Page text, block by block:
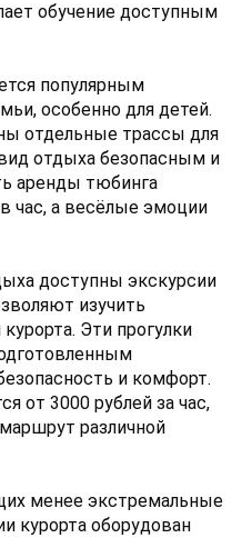
обучение доступным
популярным
особенно для детей.
отдельные трассы для
отдыха безопасным и
аренды тюбинга
час, а весёлые эмоции
доступны экскурсии
изучить
Эти прогулки
и комфорт.
от 3000 рублей за час,
различной
менее экстремальные
курорта оборудован